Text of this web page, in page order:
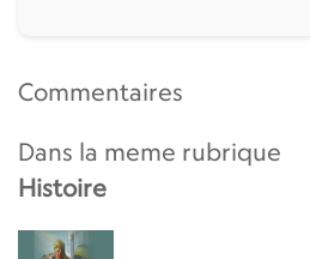
Commentaires
Dans la meme rubrique
Histoire